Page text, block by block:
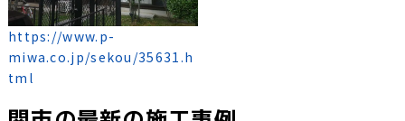
https://www.p-
miwa.co.jp/sekou/35631.h
tml